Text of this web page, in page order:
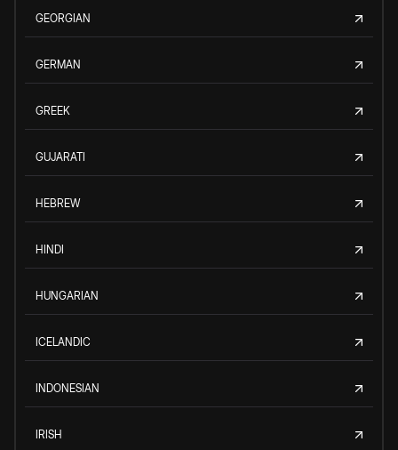
GEORGIAN
GERMAN
GREEK
GUJARATI
HEBREW
HINDI
HUNGARIAN
ICELANDIC
INDONESIAN
IRISH